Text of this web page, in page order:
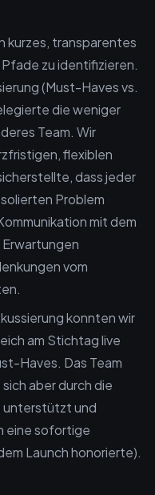
kurzes, transparentes
zu identifizieren.
(Must-Haves vs.
die weniger
Team. Wir
flexiblen
dass jeder
Problem
mit dem
Erwartungen
vom
konnten wir
am Stichtag live
Haves. Das Team
aber durch die
unterstützt und
eine sofortige
Launch honorierte).